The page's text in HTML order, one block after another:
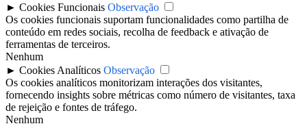
► Cookies Funcionais Observação
Os cookies funcionais suportam funcionalidades como partilha de
conteúdo em redes sociais, recolha de feedback e ativação de
ferramentas de terceiros.
Nenhum
► Cookies Analíticos Observação
Os cookies analíticos monitorizam interações dos visitantes,
fornecendo insights sobre métricas como número de visitantes, taxa
de rejeição e fontes de tráfego.
Nenhum